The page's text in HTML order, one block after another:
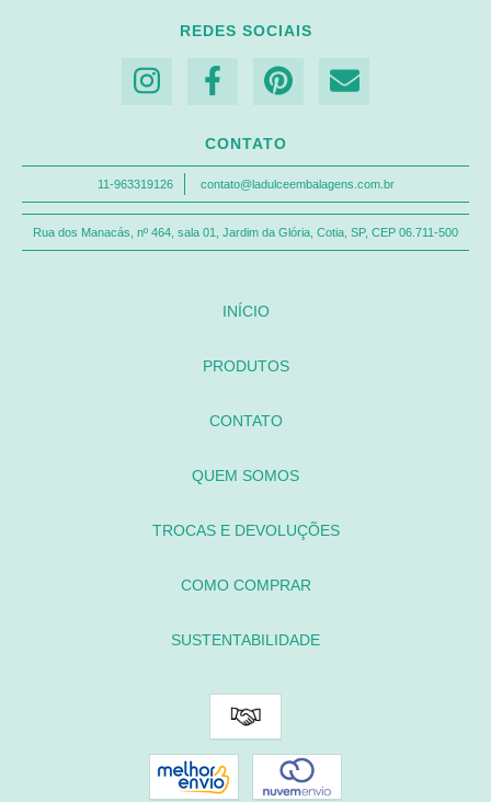
REDES SOCIAIS
CONTATO
11-963319126 contato@ladulceembalagens.com.br
Rua dos Manacás, nº 464, sala 01, Jardim da Glória, Cotia, SP, CEP 06.711-500
INÍCIO
PRODUTOS
CONTATO
QUEM SOMOS
TROCAS E DEVOLUÇÕES
COMO COMPRAR
SUSTENTABILIDADE